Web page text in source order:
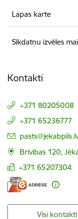
Lapas karte
Sīkdatņu izvēles
Kontakti
+371 80205008
+371 65236777
E-pasts:
Brīvības 120,
+371 65207304
Visi kontakti